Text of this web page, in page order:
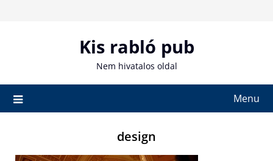
Kis rabló pub
Nem hivatalos oldal
Menu
design